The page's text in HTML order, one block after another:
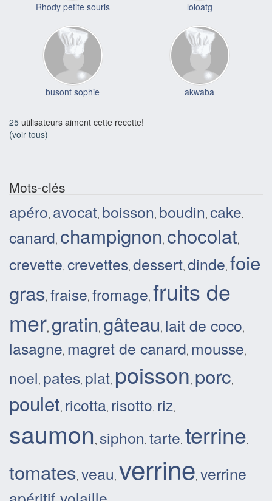
Rhody petite souris loloatg
busont sophie akwaba
25 utilisateurs aiment cette recette!
(voir tous)
Mots-clés
apéro, avocat, boisson, boudin, cake,
canard, champignon, chocolat,
crevette, crevettes, dessert, dinde, foie
gras, fraise, fromage, fruits de
mer, gratin, gâteau, lait de coco,
lasagne, magret de canard, mousse,
noel, pates, plat, poisson, porc,
poulet, ricotta, risotto, riz,
saumon , siphon, tarte, terrine,
tomates, veau, verrine, verrine